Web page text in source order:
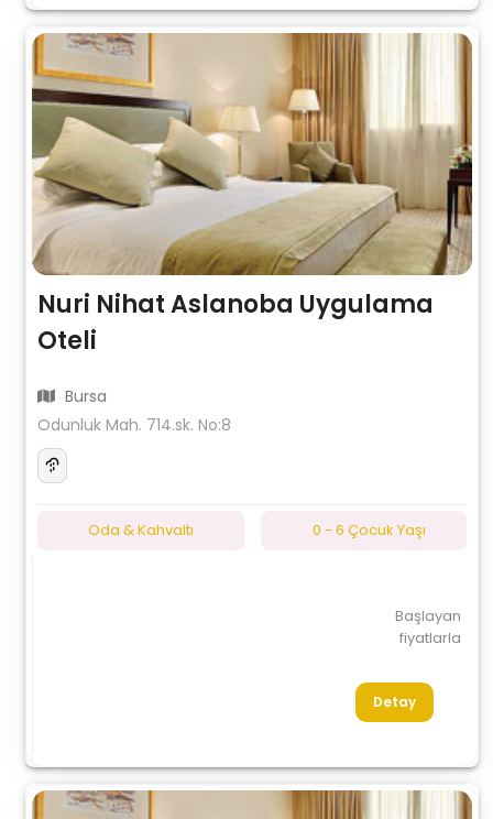
Nuri Nihat Aslanoba Uygulama
Oteli
Bursa
Odunluk Mah. 714.sk. No:8
Oda & Kahvaltı 0 - 6 Çocuk Yaşı
Başlayan
fiyatlarla
Detay